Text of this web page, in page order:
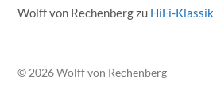
Wolff von Rechenbergzu HiFi-
© 2026Wolff von Rechenberg